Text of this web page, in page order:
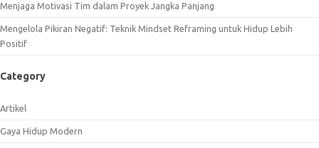
Menjaga Motivasi Tim dalam Proyek Jangka Panjang
Mengelola Pikiran Negatif: Teknik Mindset Reframing untuk Hidup Lebih
Positif
Category
Artikel
Gaya Hidup Modern